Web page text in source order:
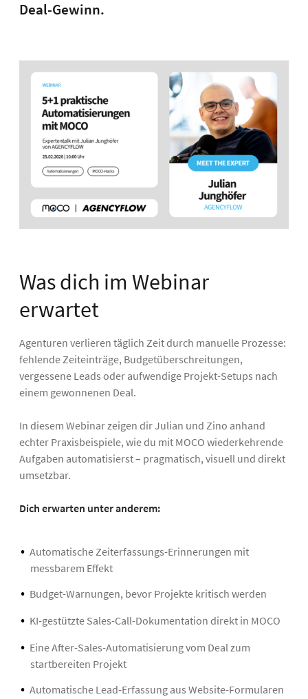
Deal-Gewinn.
Was dich im Webinar
erwartet
Agenturen verlieren täglich Zeit durch manuelle Prozesse:
fehlende Zeiteinträge, Budgetüberschreitungen,
vergessene Leads oder aufwendige Projekt-Setups nach
einem gewonnenen Deal.
In diesem Webinar zeigen dir Julian und Zino anhand
echter Praxisbeispiele, wie du mit MOCO wiederkehrende
Aufgaben automatisierst – pragmatisch, visuell und direkt
umsetzbar.
Dich erwarten unter anderem:
Automatische Zeiterfassungs-Erinnerungen mit
messbarem Effekt
Budget-Warnungen, bevor Projekte kritisch werden
KI-gestützte Sales-Call-Dokumentation direkt in MOCO
Eine After-Sales-Automatisierung vom Deal zum
startbereiten Projekt
Automatische Lead-Erfassung aus Website-Formularen